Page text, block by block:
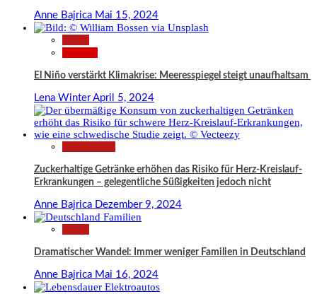
Anne Bajrica Mai 15, 2024
El Niño verstärkt Klimakrise: Meeresspiegel steigt unaufhaltsam
Lena WinterApril 5, 2024
Zuckerhaltige Getränke erhöhen das Risiko für Herz-Kreislauf-
Erkrankungen – gelegentliche Süßigkeiten jedoch nicht
Anne Bajrica Dezember 9, 2024
Dramatischer Wandel: Immer weniger Familien in Deutschland
Anne Bajrica Mai 16, 2024